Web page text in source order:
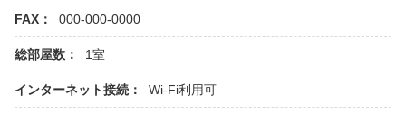
FAX：
000-000-0000
総部屋数： 1室
インターネット接続： Wi-Fi利用可